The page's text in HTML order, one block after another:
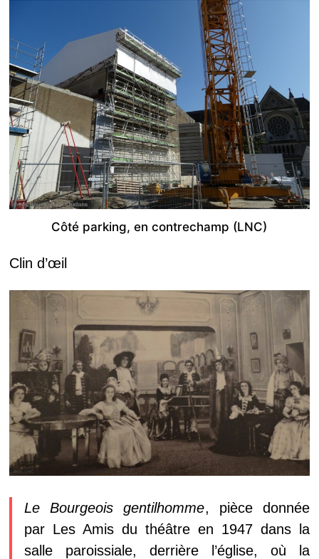
Côté parking, en contrechamp (LNC)
Clin d’œil
Le Bourgeois gentilhomme, pièce donnée
par Les Amis du théâtre en 1947 dans la
salle paroissiale, derrière l’église, où la